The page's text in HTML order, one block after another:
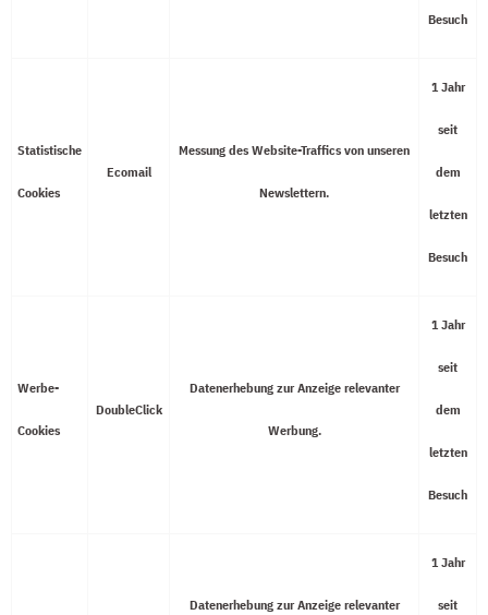
Besuch
Statistische
Cookies
Ecomail
Messung des Website-Traffics von unseren
Newslettern.
1 Jahr
seit
dem
letzten
Besuch
Werbe-
Cookies
DoubleClick
Datenerhebung zur Anzeige relevanter
Werbung.
1 Jahr
seit
dem
letzten
Besuch
Datenerhebung zur Anzeige relevanter
1 Jahr
seit